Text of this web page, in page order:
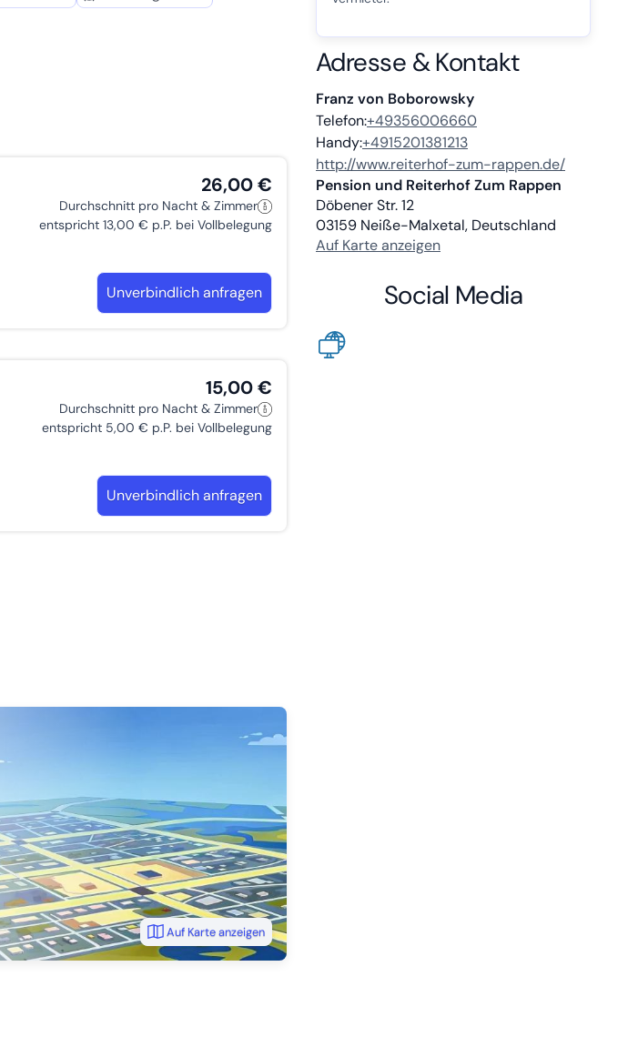
26,00 €
Durchschnitt pro Nacht & Zimmer
entspricht 13,00 € p.P. bei Vollbelegung
Unverbindlich anfragen
15,00 €
Durchschnitt pro Nacht & Zimmer
entspricht 5,00 € p.P. bei Vollbelegung
Unverbindlich anfragen
Auf Karte anzeigen
Adresse & Kontakt
Franz von Boborowsky
Telefon:+49356006660
Handy:+4915201381213
http://www.reiterhof-zum-rappen.de/
Pension und Reiterhof Zum Rappen
Döbener Str. 12
03159 Neiße-Malxetal, Deutschland
Auf Karte anzeigen
Social Media